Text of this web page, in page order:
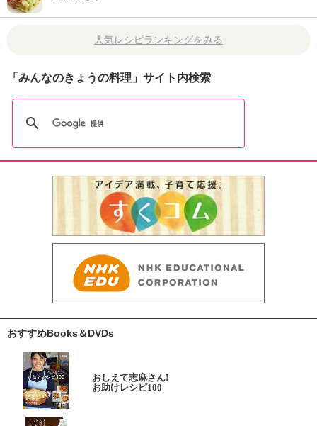
人気レシピランキングをみる
「みんなのきょうの料理」サイト内検索
おすすめBooks＆DVDs
おしえて志麻さん!
お助けレシピ100